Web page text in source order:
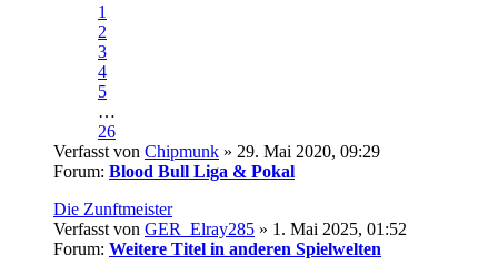
1
2
3
4
5
…
26
Verfasst von Chipmunk » 29. Mai 2020, 09:29
Forum: Blood Bull Liga & Pokal
Die Zunftmeister
Verfasst von GER_Elray285 » 1. Mai 2025, 01:52
Forum: Weitere Titel in anderen Spielwelten